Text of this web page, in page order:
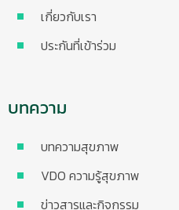
เกี่ยวกับเรา
ประกันที่เข้าร่วม
บทความ
บทความสุขภาพ
VDO ความรู้สุขภาพ
ข่าวสารและกิจกรรม